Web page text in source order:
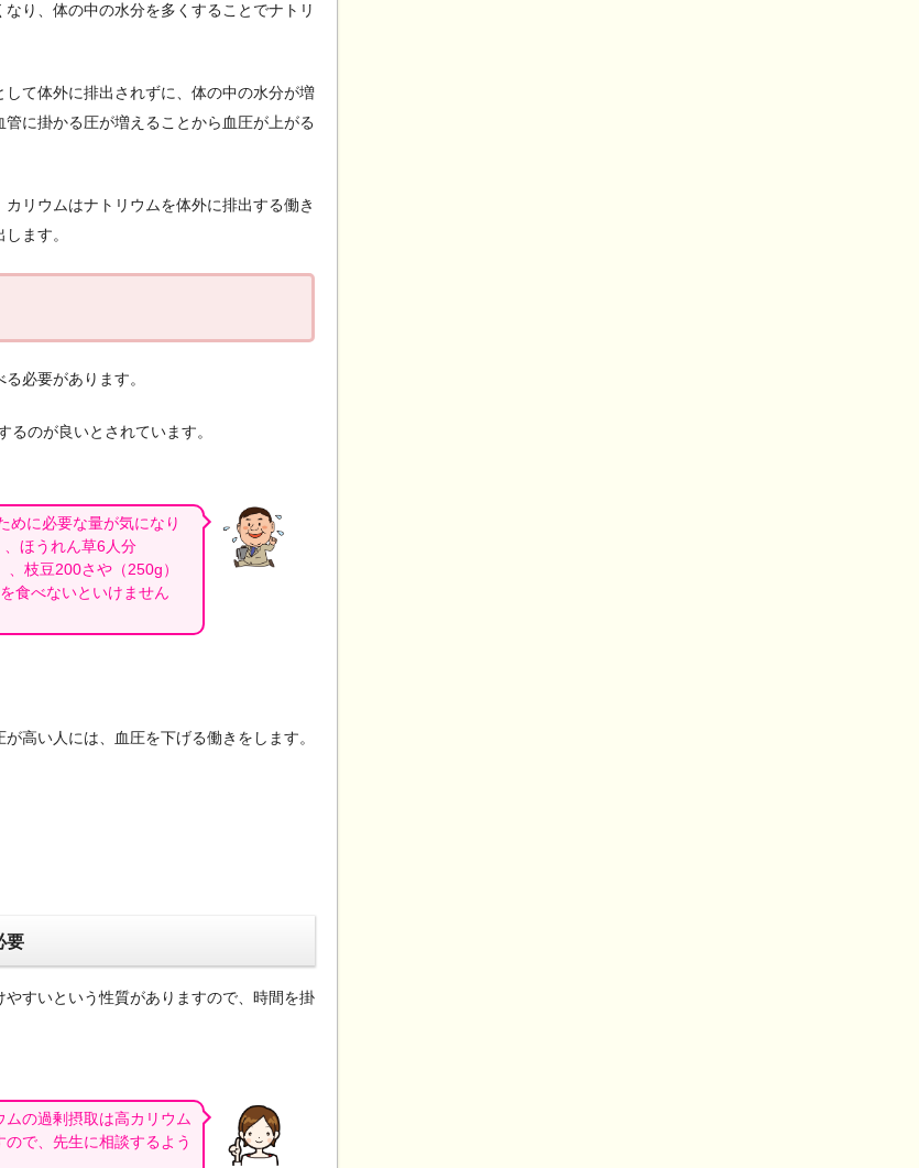
り、体の中の水分を多くすることでナトリ
て体外に排出されずに、体の中の水分が増
に掛かる圧が増えることから血圧が上がる
リウムはナトリウムを体外に排出する働き
ます。
必要があります。
るのが良いとされています。
めに必要な量が気になり
ほうれん草6人分
、枝豆200さや（250g）
食べないといけません
高い人には、血圧を下げる働きをします。
要
すいという性質がありますので、時間を掛
の過剰摂取は高カリウム
で、先生に相談するよう